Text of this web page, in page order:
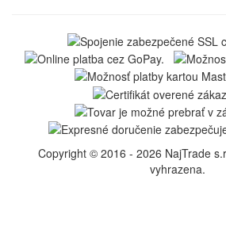
Copyright © 2016 - 2026 NajTrade
vyhrazena.